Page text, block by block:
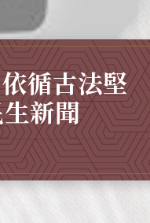
循古法堅
新聞